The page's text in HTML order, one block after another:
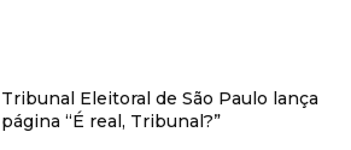
Tribunal Eleitoral de São Paulo lança
página “É real, Tribunal?”